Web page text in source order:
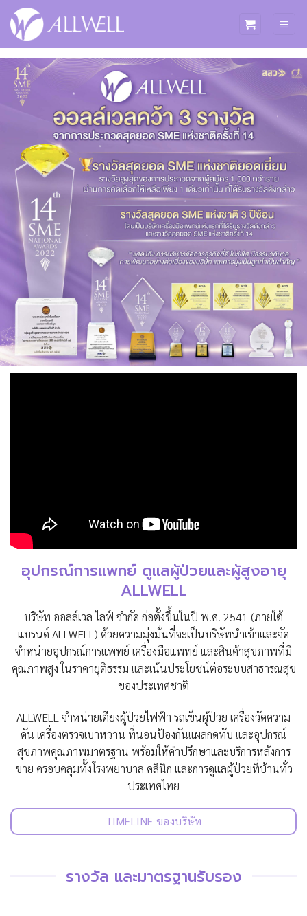
ข้าม
ไป
เนื้อหา
อุปกรณ์การแพทย์ ดูแลผู้ป่วยและผู้สูงอายุ
ALLWELL
บริษัท ออลล์เวล ไลฟ์ จำกัด ก่อตั้งขึ้นในปี พ.ศ. 2541 (ภายใต้
แบรนด์ ALLWELL) ด้วยความมุ่งมั่นที่จะเป็นบริษัทนำเข้าและจัด
จำหน่ายอุปกรณ์การแพทย์ เครื่องมือแพทย์ และสินค้าสุขภาพที่มี
คุณภาพสูง ในราคายุติธรรม และเน้นประโยชน์ต่อระบบสาธารณสุข
ของประเทศชาติ
ALLWELL จำหน่ายเตียงผู้ป่วยไฟฟ้า รถเข็นผู้ป่วย เครื่องวัดความ
ดัน เครื่องตรวจเบาหวาน ที่นอนป้องกันแผลกดทับ และอุปกรณ์
สุขภาพคุณภาพมาตรฐาน พร้อมให้คำปรึกษาและบริการหลังการ
ขาย ครอบคลุมทั้งโรงพยาบาล คลินิก และการดูแลผู้ป่วยที่บ้านทั่ว
ประเทศไทย
TIMELINE ของบริษัท
รางวัล และมาตรฐานรับรอง